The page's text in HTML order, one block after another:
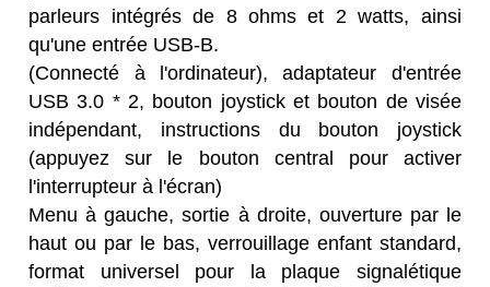
parleurs intégrés de 8 ohms et 2 watts, ainsi
qu'une entrée USB-B.
(Connecté à l'ordinateur), adaptateur d'entrée
USB 3.0 * 2, bouton joystick et bouton de visée
indépendant, instructions du bouton joystick
(appuyez sur le bouton central pour activer
l'interrupteur à l'écran)
Menu à gauche, sortie à droite, ouverture par le
haut ou par le bas, verrouillage enfant standard,
format universel pour la plaque signalétique